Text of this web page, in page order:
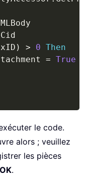
xID ) > 0 Then
= True
le code.
alors ; veuillez
les pièces
OK.